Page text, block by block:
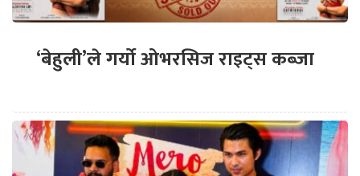
‘बेहुली’ले गर्यो ओभरसिज राइट्स कब्जा